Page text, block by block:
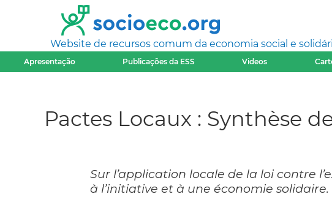
Website de recursos comum da economia social e
Apresentação Publicações da ESS Videos
Pactes Locaux : Synthèse
Sur l’application locale de la loi contre
à l’initiative et à une économie solidaire.